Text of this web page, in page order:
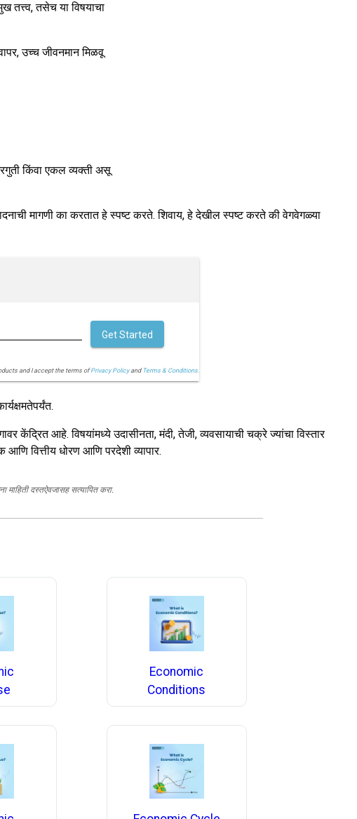
तत्त्व, तसेच या विषयाचा
उच्च जीवनमान मिळवू
किंवा एकल व्यक्ती असू
मागणी का करतात हे स्पष्ट करते. शिवाय, हे देखील स्पष्ट करते की वेगवेगळ्या
and I accept the terms ofPrivacy Policyand Terms & Conditions.
Get Started
केंद्रित आहे. विषयांमध्ये उदासीनता, मंदी, तेजी, व्यवसायाची चक्रे ज्यांचा विस्तार
आणि वित्तीय धोरण आणि परदेशी व्यापार.
माहिती दस्तऐवजासह सत्यापित करा.
Economic
Conditions